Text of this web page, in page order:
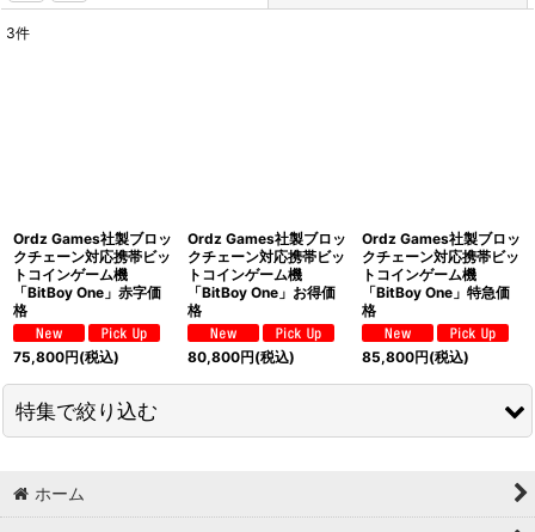
3件
Ordz Games社製ブロッ
クチェーン対応携帯ビッ
トコインゲーム機
「BitBoy One」赤字価
格
75,800円(税込)
Ordz Games社製ブロッ
クチェーン対応携帯ビッ
トコインゲーム機
「BitBoy One」お得価
格
80,800円(税込)
Ordz Games社製ブロッ
クチェーン対応携帯ビッ
トコインゲーム機
「BitBoy One」特急価
格
85,800円(税込)
特集で絞り込む
ホーム